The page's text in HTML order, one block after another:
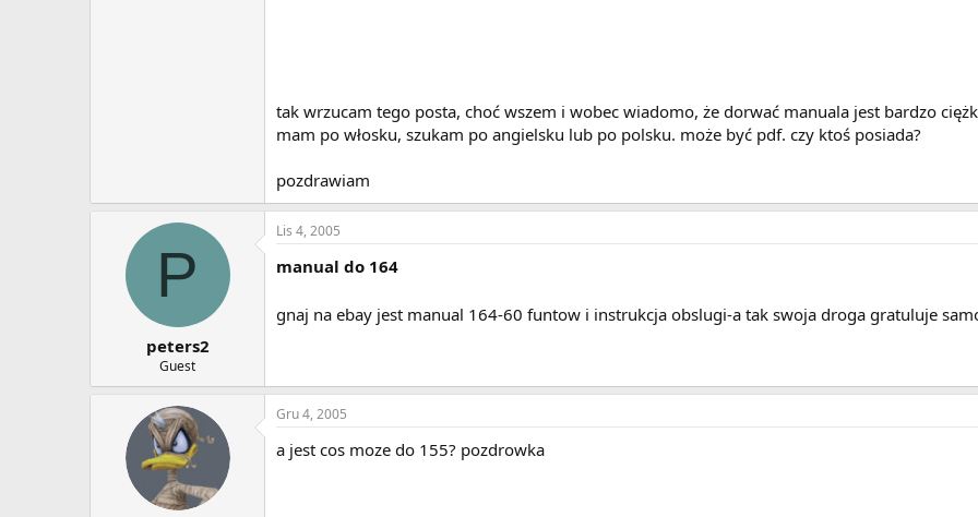
tak wrzucam tego posta, choć wszem i wobec wiadomo, że dorwać manuala jest bardzo
mam po włosku, szukam po angielsku lub po polsku. może być pdf. czy ktoś posiada?
pozdrawiam
P
peters2
Guest
Lis 4, 2005
manual do 164
gnaj na ebay jest manual 164-60 funtow i instrukcja obslugi-a tak swoja droga gratuluje
Gru 4, 2005
a jest cos moze do 155? pozdrowka